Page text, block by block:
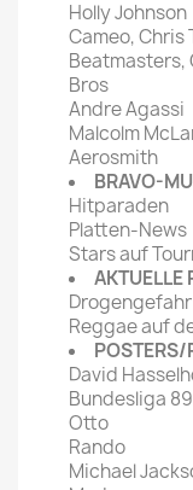
Holly Johnson
Cameo, Chris
Beatmasters,
Bros
Andre Agassi
Malcolm
Aerosmith
BRAVO-
Hitparaden
Platten-News
Stars auf
AKTUELLE
Reggae auf
POSTERS/
David
Bundesliga
Otto
Rando
Michael